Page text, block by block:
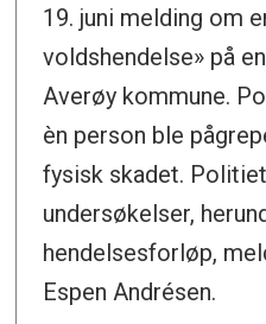
19. juni melding om
voldshendelse» på
Averøy kommune.
èn person ble
fysisk skadet.
undersøkelser,
hendelsesforløp,
Espen Andrésen.